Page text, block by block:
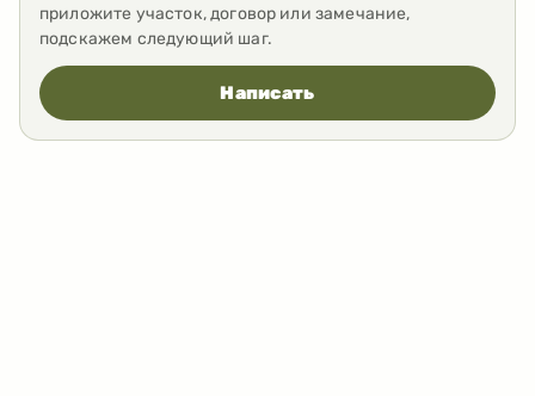
приложите участок, договор или замечание,
подскажем следующий шаг.
Написать